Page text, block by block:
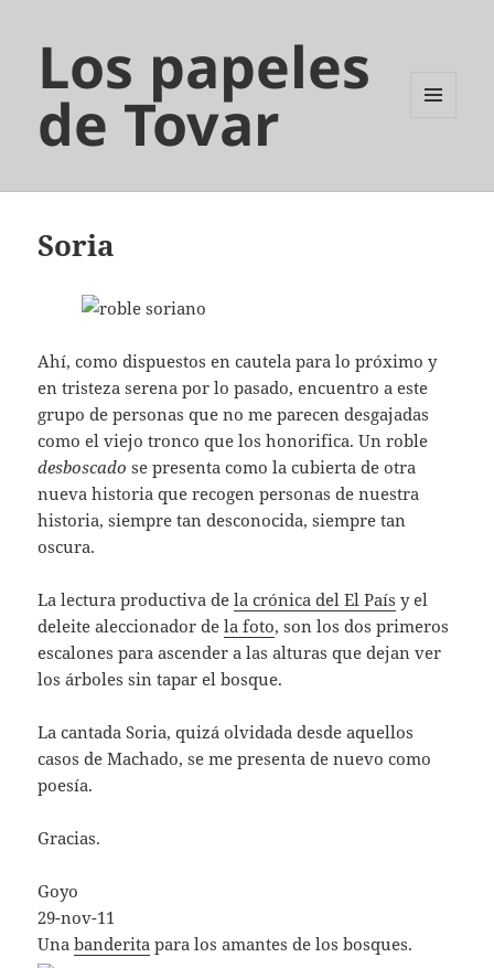
Los papeles
de Tovar
Soria
Ahí, como dispuestos en cautela para lo próximo y
en tristeza serena por lo pasado, encuentro a este
grupo de personas que no me parecen desgajadas
como el viejo tronco que los honorifica. Un roble
desboscado se presenta como la cubierta de otra
nueva historia que recogen personas de nuestra
historia, siempre tan desconocida, siempre tan
oscura.
La lectura productiva dela crónica del El País y el
deleite aleccionador dela foto, son los dos primeros
escalones para ascender a las alturas que dejan ver
los árboles sin tapar el bosque.
La cantada Soria, quizá olvidada desde aquellos
casos de Machado, se me presenta de nuevo como
poesía.
Gracias.
Goyo
29-nov-11
Unabanderita para los amantes de los bosques.